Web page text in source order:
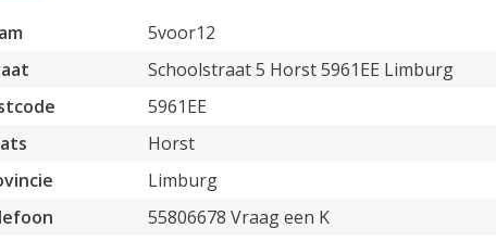
5voor12
Schoolstraat 5 Horst 5961EE Limburg
5961EE
Horst
Limburg
55806678 Vraag een K